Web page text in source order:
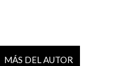
MÁS DEL AUTOR